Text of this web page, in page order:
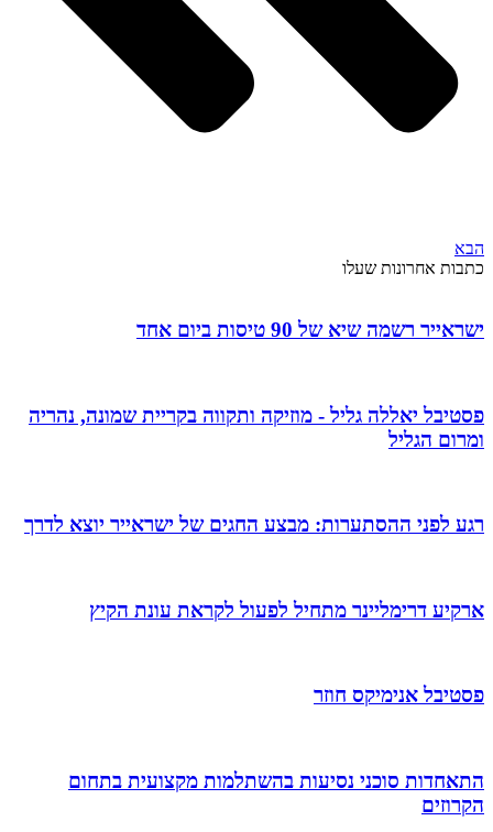
הבא
כתבות אחרונות שעלו
ישראייר רשמה שיא של 90 טיסות ביום אחד
פסטיבל יאללה גליל - מוזיקה ותקווה בקריית שמונה, נהריה
ומרום הגליל
רגע לפני ההסתערות: מבצע החגים של ישראייר יוצא לדרך
ארקיע דרימליינר מתחיל לפעול לקראת עונת הקיץ
פסטיבל אנימיקס חוזר
התאחדות סוכני נסיעות בהשתלמות מקצועית בתחום
הקרוזים